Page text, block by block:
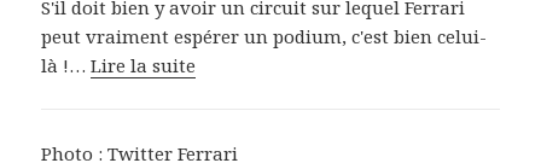
S'il doit bien y avoir un circuit sur lequel Ferrari
peut vraiment espérer un podium, c'est bien celui-
là !…Lire la suite
Photo : Twitter Ferrari